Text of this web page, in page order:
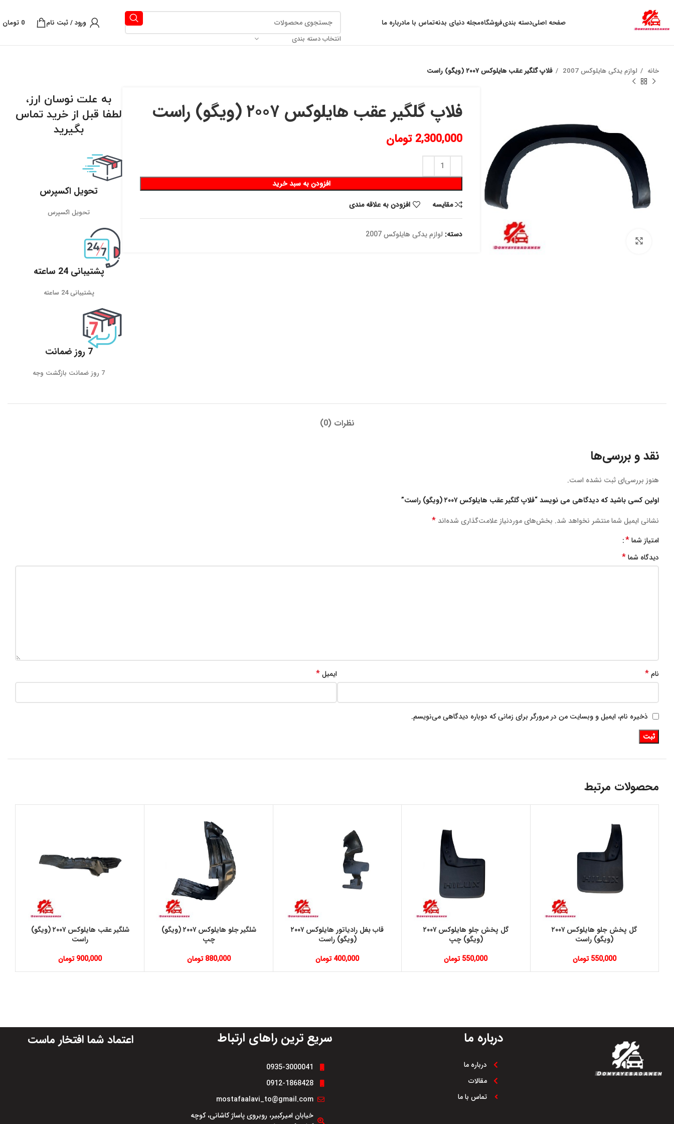
صفحه اصلیدسته بندیفروشگاهمجله دنیای بدنهتماس با مادرباره ما
انتخاب دسته بندی
ورود / ثبت نام 0 تومان
خانه لوازم یدکی هایلوکس 2007 فلاپ گلگير عقب هايلوكس ٢٠٠٧ (ويگو) راست
فلاپ گلگير عقب هايلوكس ٢٠٠٧ (ويگو) راست
2,300,000 تومان
افزودن به سبد خرید
مقايسه
افزودن به علاقه مندی
دسته: لوازم یدکی هایلوکس 2007
به علت نوسان ارز،
لطفا قبل از خرید تماس
بگیرید
تحویل اکسپرس
تحویل اکسپرس
پشتیبانی 24 ساعته
پشتیبانی 24 ساعته
7 روز ضمانت
7 روز ضمانت بازگشت وجه
نظرات (0)
نقد و بررسی‌ها
هنوز بررسی‌ای ثبت نشده است.
اولین کسی باشید که دیدگاهی می نویسد “فلاپ گلگير عقب هايلوكس ٢٠٠٧ (ويگو) راست”
نشانی ایمیل شما منتشر نخواهد شد. بخش‌های موردنیاز علامت‌گذاری شده‌اند *
امتیاز شما*
دیدگاه شما*
نام* ایمیل*
ذخیره نام، ایمیل و وبسایت من در مرورگر برای زمانی که دوباره دیدگاهی می‌نویسم.
محصولات مرتبط
گل پخش جلو هايلوكس ٢٠٠٧
(ويگو) راست
550,000 تومان
گل پخش جلو هايلوكس ٢٠٠٧
(ويگو) چپ
550,000 تومان
قاب بغل رادياتور هايلوكس ٢٠٠٧
(ويگو) راست
400,000 تومان
شلگير جلو هايلوكس ٢٠٠٧ (ويگو)
چپ
880,000 تومان
شلگير عقب هايلوكس ٢٠٠٧ (ويگو)
راست
900,000 تومان
درباره ما
درباره ما
مقالات
تماس با ما
سریع ترین راهای ارتباط
0935-3000041
0912-1868428
mostafaalavi_to@gmail.com
خیابان امیرکبیر، روبروی پاساژ کاشانی، کوچه
اعتماد شما افتخار ماست
به علت نوسان ارز ، لطفا قبل از خرید تماس بگیرید.